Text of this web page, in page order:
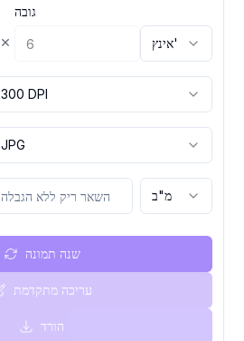
×
גובה
אינץ'
300 DPI
JPG
מ"ב
שנה תמונה
עריכה מתקדמת
הורד